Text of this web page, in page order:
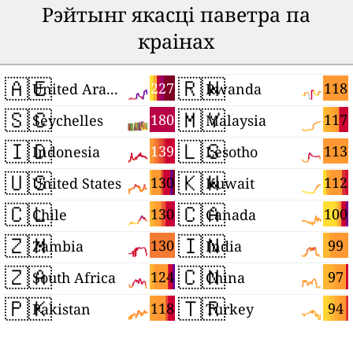
Рэйтынг якасці паветра па
краінах
🇦🇪 227
United Arab Emirates
🇸🇨 180
Seychelles
🇮🇩 139
Indonesia
🇺🇸 130
United States
🇨🇱 130
Chile
🇿🇲 130
Zambia
🇿🇦 124
South Africa
🇵🇰 118
Pakistan
🇷🇼 118
Rwanda
🇲🇾 117
Malaysia
🇱🇸 113
Lesotho
🇰🇼 112
Kuwait
🇨🇦 100
Canada
🇮🇳 99
India
🇨🇳 97
China
🇹🇷 94
Turkey